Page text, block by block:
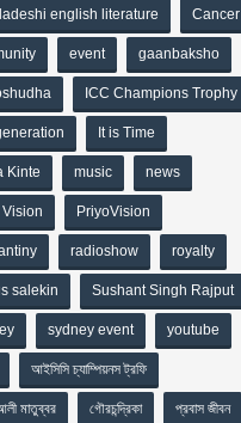
english literature Cancer
event gaanbaksho
ICC Champions Trophy
It is Time
Kinte music news
Vision PriyoVision
radioshow royalty
salekin Sushant Singh Rajput
sydney event youtube
আইসিসি চ্যাম্পিয়নস ট্রফি
মাতুব্বর গৌরচন্দ্রিকা প্রবাস জীবন